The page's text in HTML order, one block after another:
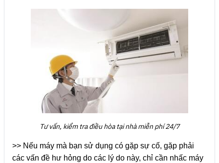
Tư vấn, kiểm tra điều hòa tại nhà miễn phí 24/7
>> Nếu máy mà bạn sử dụng có gặp sự cố, gặp phải
các vấn đề hư hỏng do các lý do này, chỉ cần nhấc máy